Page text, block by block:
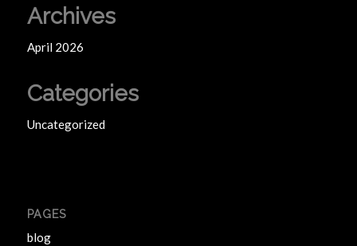
Archives
April 2026
Categories
Uncategorized
PAGES
blog